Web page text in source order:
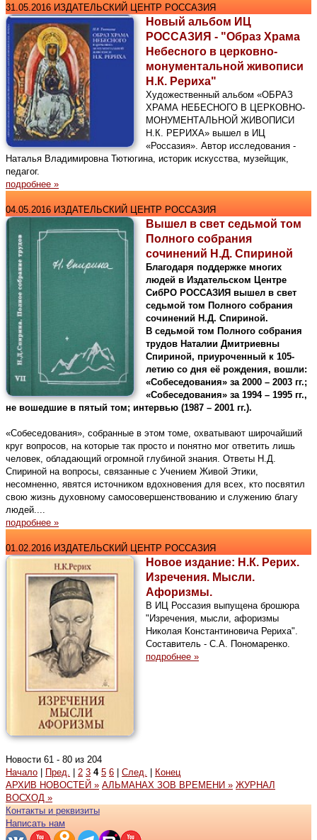
31.05.2016 ИЗДАТЕЛЬСКИЙ ЦЕНТР РОССАЗИЯ
Новый альбом ИЦ
РОССАЗИЯ - "Образ Храма
Небесного в церковно-
монументальной живописи
Н.К. Рериха"
Художественный альбом «ОБРАЗ
ХРАМА НЕБЕСНОГО В ЦЕРКОВНО-
МОНУМЕНТАЛЬНОЙ ЖИВОПИСИ
Н.К. РЕРИХА» вышел в ИЦ
«Россазия». Автор исследования -
Наталья Владимировна Тютюгина, историк искусства, музейщик,
педагог.
подробнее »
04.05.2016 ИЗДАТЕЛЬСКИЙ ЦЕНТР РОССАЗИЯ
Вышел в свет седьмой том
Полного собрания
сочинений Н.Д. Спириной
Благодаря поддержке многих
людей в Издательском Центре
СибРО РОССАЗИЯ вышел в свет
седьмой том Полного собрания
сочинений Н.Д. Спириной.
В седьмой том Полного собрания
трудов Наталии Дмитриевны
Спириной, приуроченный к 105­-
летию со дня её рождения, вошли:
«Собеседования» за 2000 – 2003 гг.;
«Собеседования» за 1994 – 1995 гг.,
не вошедшие в пятый том; интервью (1987 – 2001 гг.).
«Собеседования», собранные в этом томе, охватывают широчайший
круг вопросов, на которые так просто и понятно мог ответить лишь
человек, обладающий огромной глубиной знания. Ответы Н.Д.
Спириной на вопросы, связанные с Учением Живой Этики,
несомненно, явятся источником вдохновения для всех, кто посвятил
свою жизнь духовному самосовершенствованию и служению благу
людей....
подробнее »
01.02.2016 ИЗДАТЕЛЬСКИЙ ЦЕНТР РОССАЗИЯ
Новое издание: Н.К. Рерих.
Изречения. Мысли.
Афоризмы.
В ИЦ Россазия выпущена брошюра
"Изречения, мысли, афоризмы
Николая Константиновича Рериха".
Составитель - С.А. Пономаренко.
подробнее »
Новости 61 - 80 из 204
Начало
Пред. 2 3 4 5 6 След.
Конец
АРХИВ НОВОСТЕЙ » АЛЬМАНАХ ЗОВ ВРЕМЕНИ » ЖУРНАЛ
ВОСХОД »
Контакты и реквизиты
Написать нам